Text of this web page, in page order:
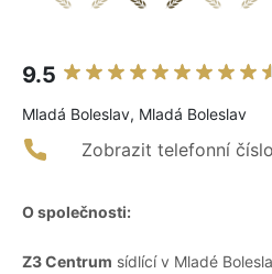
9.5
Mladá Boleslav, Mladá Boleslav
Zobrazit telefonní číslo
O společnosti:
Z3 Centrum sídlící v Mladé